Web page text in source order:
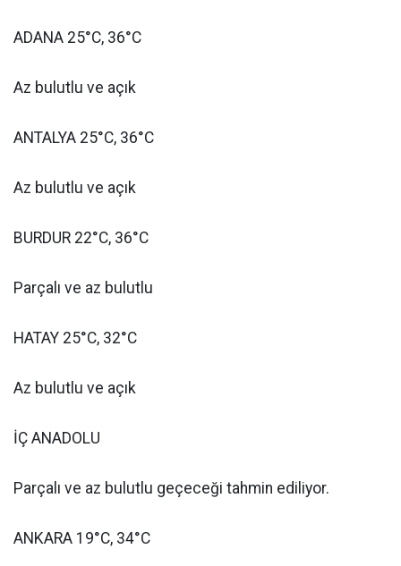
ADANA 25°C, 36°C
Az bulutlu ve açık
ANTALYA 25°C, 36°C
Az bulutlu ve açık
BURDUR 22°C, 36°C
Parçalı ve az bulutlu
HATAY 25°C, 32°C
Az bulutlu ve açık
İÇ ANADOLU
Parçalı ve az bulutlu geçeceği tahmin ediliyor.
ANKARA 19°C, 34°C